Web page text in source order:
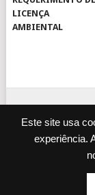
Este site usa
experiência.
LICENÇA
AMBIENTAL